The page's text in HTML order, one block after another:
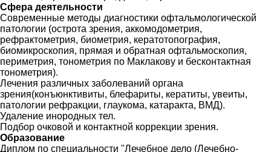
Сфера деятельности
Современные методы диагностики офтальмологической
патологии (острота зрения, аккомодометрия,
рефрактометрия, биометрия, кератотопография,
биомикроскопия, прямая и обратная офтальмоскопия,
периметрия, тонометрия по Маклакову и бесконтактная
тонометрия).
Лечения различных заболеваний органа
зрения(конъюнктивиты, блефариты, кератиты, увеиты,
патологии рефракции, глаукома, катаракта, ВМД).
Удаление инородных тел.
Подбор очковой и контактной коррекции зрения.
Образование
Диплом по специальности "Лечебное дело (Лечебно-